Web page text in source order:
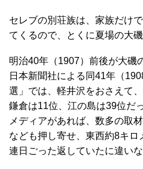
セレブの別荘族は、家族だけ
てくるので、とくに夏場の大磯
明治40年（1907）前後が大磯
日本新聞社による同41年（
選」では、軽井沢をおさえて
鎌倉は11位、江の島は39位だ
メディアがあれば、数多の取
なども押し寄せ、東西約8キ
連日ごった返していたに違いな